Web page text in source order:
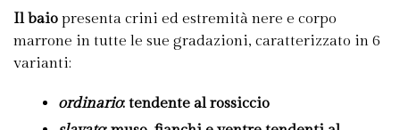
Il baio presenta crini ed estremità nere e corpo
marrone in tutte le sue gradazioni, caratterizzato in 6
varianti:
ordinario: tendente al rossiccio